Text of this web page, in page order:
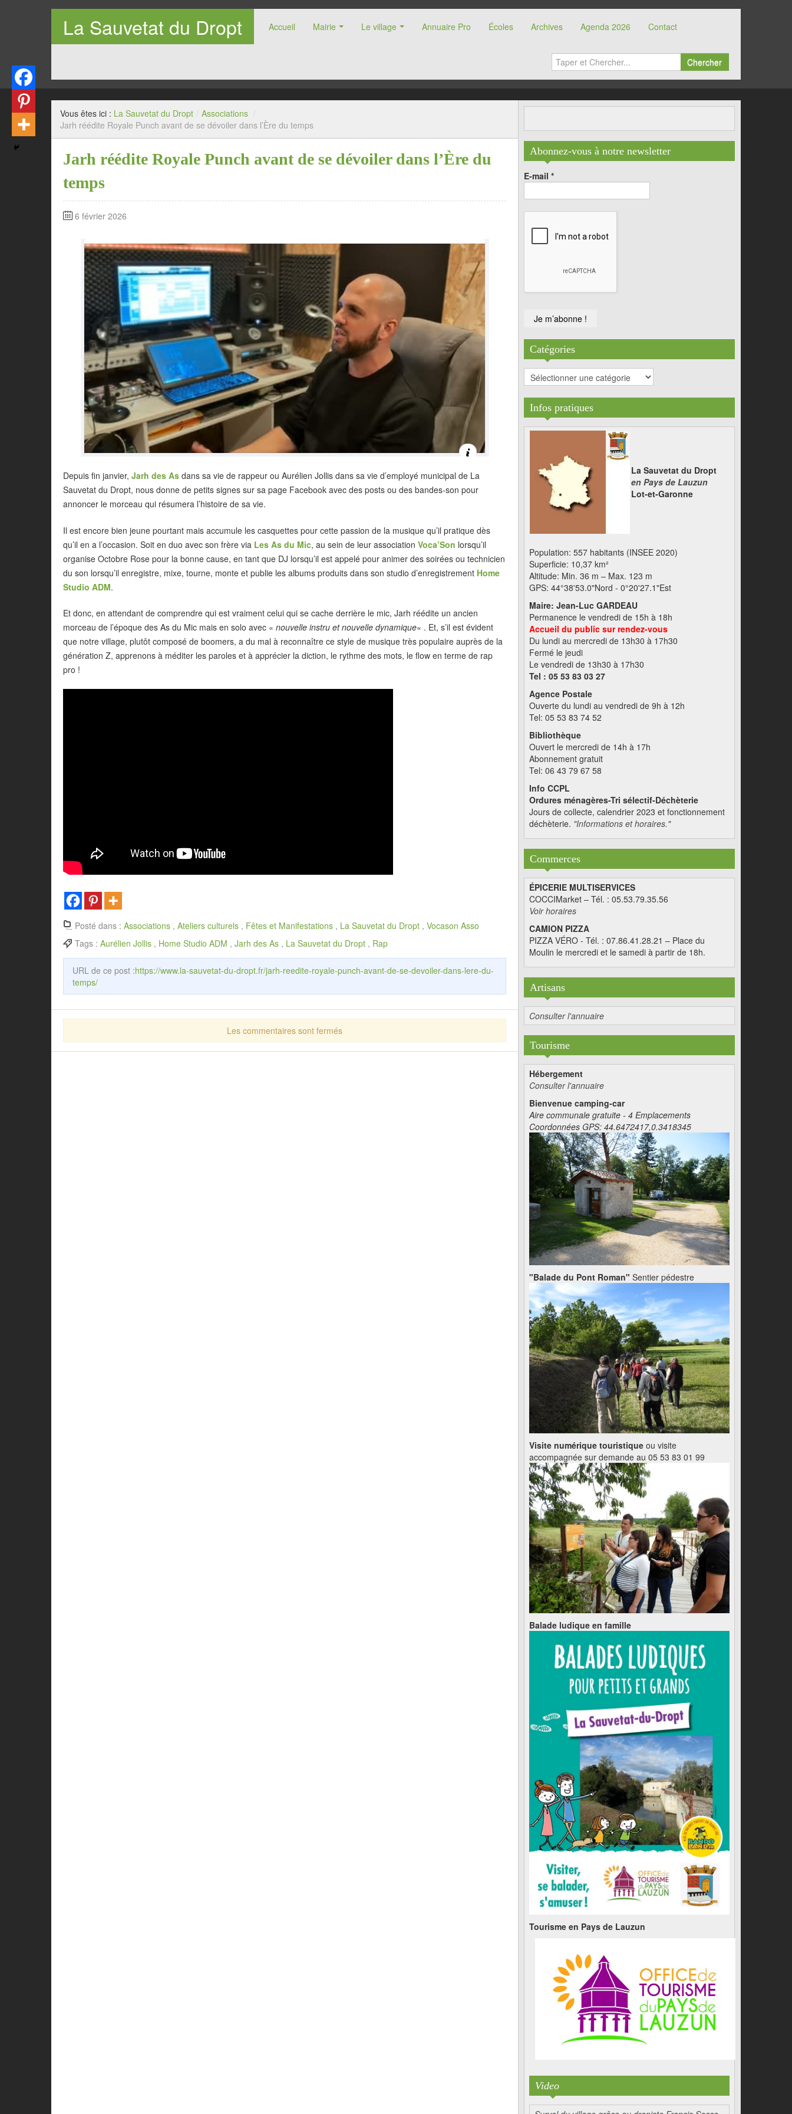
La Sauvetat du Dropt Accueil Mairie Le village Annuaire Pro Écoles Archives Agenda 2026 Contact
Chercher
Vous êtes ici : La Sauvetat du Dropt / Associations /
Jarh réédite Royale Punch avant de se dévoiler dans l’Ère du temps
Jarh réédite Royale Punch avant de se dévoiler dans l’Ère du
temps
6 février 2026
Depuis fin janvier, Jarh des As dans sa vie de rappeur ou Aurélien Jollis dans sa vie d’employé municipal de La
Sauvetat du Dropt, nous donne de petits signes sur sa page Facebook avec des posts ou des bandes-son pour
annoncer le morceau qui résumera l’histoire de sa vie.
Il est encore bien jeune pourtant mais accumule les casquettes pour cette passion de la musique qu’il pratique dès
qu’il en a l’occasion. Soit en duo avec son frère via Les As du Mic, au sein de leur association Voca’Son lorsqu’il
organise Octobre Rose pour la bonne cause, en tant que DJ lorsqu’il est appelé pour animer des soirées ou technicien
du son lorsqu’il enregistre, mixe, tourne, monte et publie les albums produits dans son studio d’enregistrement Home
Studio ADM.
Et donc, en attendant de comprendre qui est vraiment celui qui se cache derrière le mic, Jarh réédite un ancien
morceau de l’époque des As du Mic mais en solo avec « nouvelle instru et nouvelle dynamique« . Et, s’il est évident
que notre village, plutôt composé de boomers, a du mal à reconnaître ce style de musique très populaire auprès de la
génération Z, apprenons à méditer les paroles et à apprécier la diction, le rythme des mots, le flow en terme de rap
pro !
Posté dans : Associations , Ateliers culturels , Fêtes et Manifestations , La Sauvetat du Dropt , Vocason Asso
Tags : Aurélien Jollis , Home Studio ADM , Jarh des As , La Sauvetat du Dropt , Rap
URL de ce post :https://www.la-sauvetat-du-dropt.fr/jarh-reedite-royale-punch-avant-de-se-devoiler-dans-lere-du-
temps/
Les commentaires sont fermés
Abonnez-vous à notre newsletter
E-mail *
Catégories
Catégories
Infos pratiques
La Sauvetat du Dropt
en Pays de Lauzun
Lot-et-Garonne
Population: 557 habitants (INSEE 2020)
Superficie: 10,37 km²
Altitude: Min. 36 m – Max. 123 m
GPS: 44°38'53.0"Nord - 0°20'27.1"Est
Maire: Jean-Luc GARDEAU
Permanence le vendredi de 15h à 18h
Accueil du public sur rendez-vous
Du lundi au mercredi de 13h30 à 17h30
Fermé le jeudi
Le vendredi de 13h30 à 17h30
Tel : 05 53 83 03 27
Agence Postale
Ouverte du lundi au vendredi de 9h à 12h
Tel: 05 53 83 74 52
Bibliothèque
Ouvert le mercredi de 14h à 17h
Abonnement gratuit
Tel: 06 43 79 67 58
Info CCPL
Ordures ménagères-Tri sélectif-Déchèterie
Jours de collecte, calendrier 2023 et fonctionnement
déchèterie. "Informations et horaires."
Commerces
ÉPICERIE MULTISERVICES
COCCIMarket – Tél. : 05.53.79.35.56
Voir horaires
CAMION PIZZA
PIZZA VÉRO - Tél. : 07.86.41.28.21 – Place du
Moulin le mercredi et le samedi à partir de 18h.
Artisans
Consulter l'annuaire
Tourisme
Hébergement
Consulter l'annuaire
Bienvenue camping-car
Aire communale gratuite - 4 Emplacements
Coordonnées GPS: 44.6472417,0.3418345
"Balade du Pont Roman" Sentier pédestre
Visite numérique touristique ou visite
accompagnée sur demande au 05 53 83 01 99
Balade ludique en famille
Tourisme en Pays de Lauzun
Video